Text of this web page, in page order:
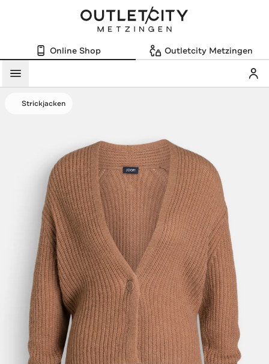
Online Shop Outletcity Metzingen
Menü
Strickjacken